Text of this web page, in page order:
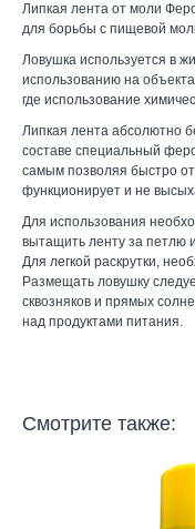
Липкая лента от моли
для борьбы с пищевой
Ловушка используется в
использованию на
где использование
Липкая лента абсолютно
составе специальный
самым позволяя быстро
функционирует и не
Для использования
вытащить ленту за петлю
Для легкой раскрутки,
Размещать ловушку
сквозняков и прямых
над продуктами питания.
Смотрите также: